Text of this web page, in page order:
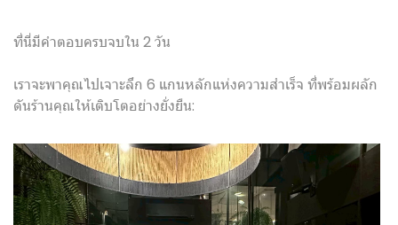
ที่นี่มีคำตอบครบจบใน 2 วัน
เราจะพาคุณไปเจาะลึก 6 แกนหลักแห่งความสำเร็จ ที่พร้อมผลัก
ดันร้านคุณให้เติบโตอย่างยั่งยืน: